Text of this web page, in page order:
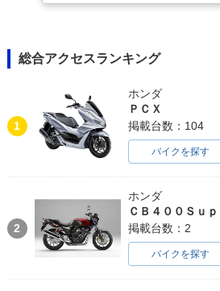
総合アクセスランキング
1
ホンダ
ＰＣＸ
掲載台数：104
バイクを探す
2
ホンダ
掲載台数：2
バイクを探す